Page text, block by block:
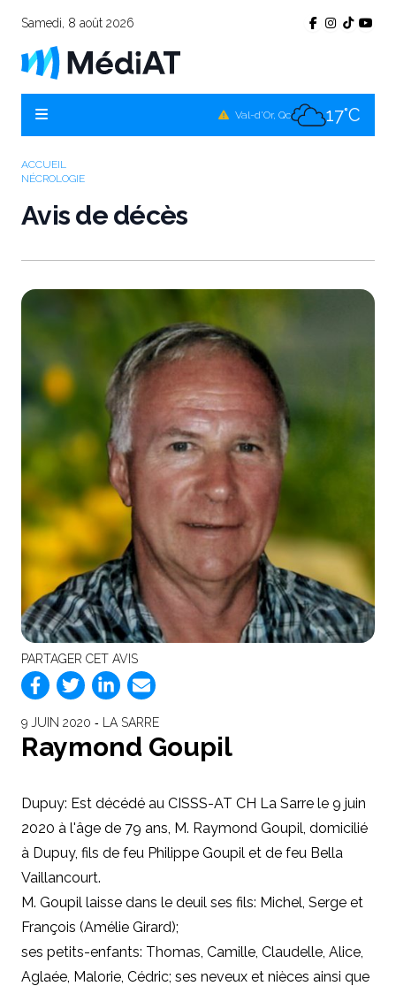
Samedi, 8 août 2026
Val-d'Or, Qc 17°C
ACCUEIL
NÉCROLOGIE
Avis de décès
PARTAGER CET AVIS
9 JUIN 2020 ‐ LA SARRE
Raymond Goupil
Dupuy: Est décédé au CISSS-AT CH La Sarre le 9 juin
2020 à l'âge de 79 ans, M. Raymond Goupil, domicilié
à Dupuy, fils de feu Philippe Goupil et de feu Bella
Vaillancourt.
M. Goupil laisse dans le deuil ses fils: Michel, Serge et
François (Amélie Girard);
ses petits-enfants: Thomas, Camille, Claudelle, Alice,
Aglaée, Malorie, Cédric; ses neveux et nièces ainsi que